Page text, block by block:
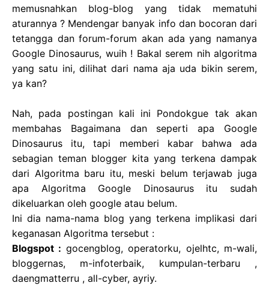
memusnahkan blog-blog yang tidak mematuhi
aturannya ? Mendengar banyak info dan bocoran dari
tetangga dan forum-forum akan ada yang namanya
Google Dinosaurus, wuih ! Bakal serem nih algoritma
yang satu ini, dilihat dari nama aja uda bikin serem,
ya kan?
Nah, pada postingan kali ini Pondokgue tak akan
membahas Bagaimana dan seperti apa Google
Dinosaurus itu, tapi memberi kabar bahwa ada
sebagian teman blogger kita yang terkena dampak
dari Algoritma baru itu, meski belum terjawab juga
apa Algoritma Google Dinosaurus itu sudah
dikeluarkan oleh google atau belum.
Ini dia nama-nama blog yang terkena implikasi dari
keganasan Algoritma tersebut :
Blogspot : gocengblog, operatorku, ojelhtc, m-wali,
bloggernas, m-infoterbaik, kumpulan-terbaru ,
daengmatterru , all-cyber, ayriy.